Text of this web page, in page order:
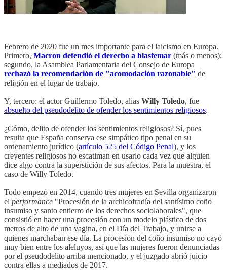
Febrero de 2020 fue un mes importante para el laicismo en Europa.
Primero, Macron defendió el derecho a blasfemar (más o menos);
segundo, la Asamblea Parlamentaria del Consejo de Europa
rechazó la recomendación de "acomodación razonable" de
religión en el lugar de trabajo.
Y, tercero: el actor Guillermo Toledo, alias Willy Toledo, fue
absuelto del pseudodelito de ofender los sentimientos religiosos.
¿Cómo, delito de ofender los sentimientos religiosos? Sí, pues
resulta que España conserva ese simpático tipo penal en su
ordenamiento jurídico (artículo 525 del Código Penal), y los
creyentes religiosos no escatiman en usarlo cada vez que alguien
dice algo contra la superstición de sus afectos. Para la muestra, el
caso de Willy Toledo.
Todo empezó en 2014, cuando tres mujeres en Sevilla organizaron
el performance "Procesión de la archicofradía del santísimo coño
insumiso y santo entierro de los derechos sociolaborales", que
consistió en hacer una procesión con un modelo plástico de dos
metros de alto de una vagina, en el Día del Trabajo, y unirse a
quienes marchaban ese día. La procesión del coño insumiso no cayó
muy bien entre los aleluyos, así que las mujeres fueron denunciadas
por el pseudodelito arriba mencionado, y el juzgado abrió juicio
contra ellas a mediados de 2017.